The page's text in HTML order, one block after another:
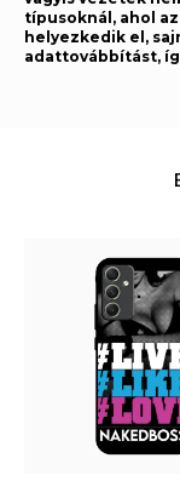
típusoknál, ahol
helyezkedik el,
adattovábbítást,